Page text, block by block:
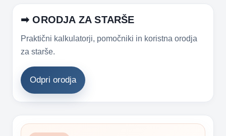
➡ ORODJA ZA STARŠE
Praktični kalkulatorji, pomočniki in koristna orodja
za starše.
Odpri orodja